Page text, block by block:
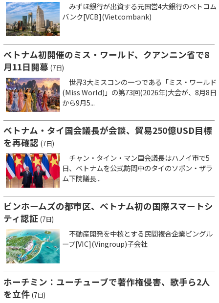
みずほ銀行が出資する元国営4大銀行のベトコム
バンク[VCB](Vietcombank)
ベトナム初開催のミス・ワールド、クアンニン省で8
月11日開幕 (7日)
世界3大ミスコンの一つである「ミス・ワールド
(Miss World)」の第73回(2026年)大会が、8月8日
から9月5...
ベトナム・タイ国会議長が会談、貿易250億USD目標
を再確認 (7日)
チャン・タイン・マン国会議長はハノイ市で5
日、ベトナムを公式訪問中のタイのソポン・ザラ
ム下院議長...
ビンホームズの都市区、ベトナム初の国際スマートシ
ティ認証 (7日)
不動産開発を中核とする民間複合企業ビングル
ープ[VIC](Vingroup)子会社
ホーチミン：ユーチューブで著作権侵害、歌手ら2人
を立件 (7日)